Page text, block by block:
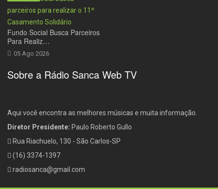
Fundo Social Busca Parceiros
Para Realiz…
05 Ago 2026
Sobre a Rádio Sanca Web TV
Aqui você encontra as melhores músicas e muita informação.
Diretor Presidente: Paulo Roberto Gullo
Rua Riachuelo, 130 - São Carlos-SP
(16) 3374-1397
radiosanca@gmail.com